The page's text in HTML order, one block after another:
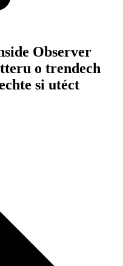
Observer
o trendech
si utéct